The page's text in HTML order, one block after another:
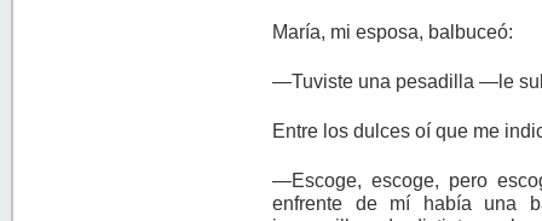
María, mi esposa, balbuceó:
—Tuviste una pesadilla —le
Entre los dulces oí que me
—Escoge, escoge, pero
enfrente de mí había una